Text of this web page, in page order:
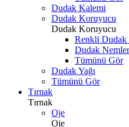
Dudak Kalemi
Dudak Koruyucu
Dudak Koruyucu
Renkli Dudak
Dudak
Tümünü Gör
Dudak Yağı
Tümünü Gör
Tırnak
Tırnak
Oje
Oje